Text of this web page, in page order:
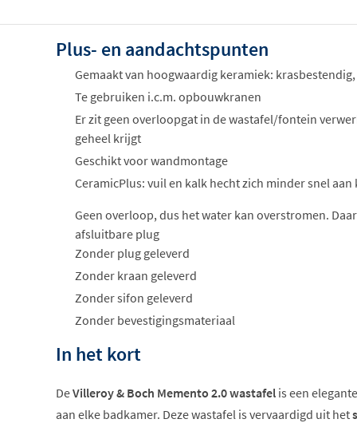
Plus- en aandachtspunten
Gemaakt van hoogwaardig keramiek:
Te gebruiken i.c.m. opbouwkranen
Er zit geen overloopgat in de wastafel/fontein
geheel krijgt
Geschikt voor wandmontage
CeramicPlus: vuil en kalk hecht zich minder snel aan
Geen overloop, dus het water kan overstromen.
afsluitbare plug
Zonder plug geleverd
Zonder kraan geleverd
Zonder sifon geleverd
Zonder bevestigingsmateriaal
In het kort
DeVilleroy & Boch Memento 2.0 wastafel is een
aan elke badkamer. Deze wastafel is vervaardigd uit het